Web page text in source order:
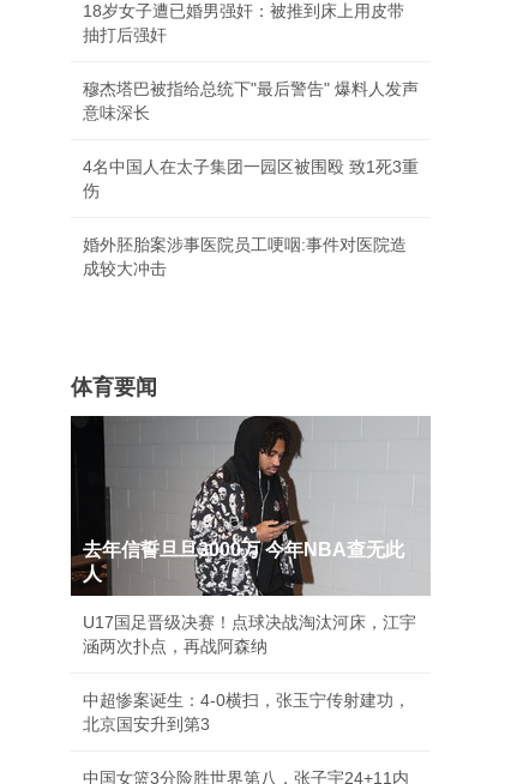
18岁女子遭已婚男强奸：被推到床上用皮带
抽打后强奸
穆杰塔巴被指给总统下"最后警告" 爆料人发声
意味深长
4名中国人在太子集团一园区被围殴 致1死3重
伤
婚外胚胎案涉事医院员工哽咽:事件对医院造
成较大冲击
体育要闻
去年信誓旦旦3000万 今年NBA查无此
人
U17国足晋级决赛！点球决战淘汰河床，江宇
涵两次扑点，再战阿森纳
中超惨案诞生：4-0横扫，张玉宁传射建功，
北京国安升到第3
中国女篮3分险胜世界第八，张子宇24+11内